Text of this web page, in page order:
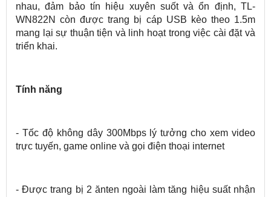
nhau, đảm bảo tín hiệu xuyên suốt và ổn định, TL-
WN822N còn được trang bị cáp USB kèo theo 1.5m
mang lại sự thuận tiện và linh hoạt trong việc cài đặt và
triển khai.
Tính năng
- Tốc độ không dây 300Mbps lý tưởng cho xem video
trực tuyến, game online và gọi điện thoại internet
- Được trang bị 2 ănten ngoài làm tăng hiệu suất nhận